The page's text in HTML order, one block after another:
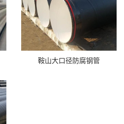
鞍山大口径防腐钢管